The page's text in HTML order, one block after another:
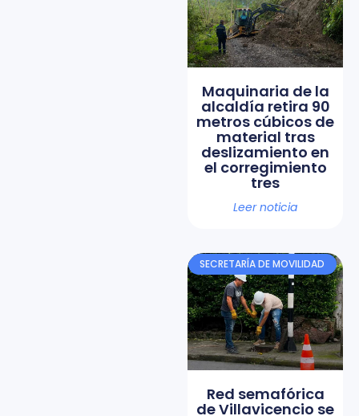
Maquinaria de la
alcaldía retira 90
metros cúbicos de
material tras
deslizamiento en
el corregimiento
tres
Leer noticia
SECRETARÍA DE MOVILIDAD
Red semafórica
de Villavicencio se